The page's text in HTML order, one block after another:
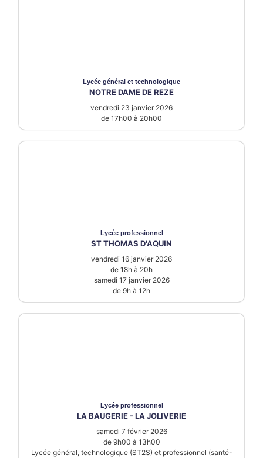
Lycée général et technologique
NOTRE DAME DE REZE
vendredi 23 janvier 2026
de 17h00 à 20h00
Lycée professionnel
ST THOMAS D'AQUIN
vendredi 16 janvier 2026
de 18h à 20h
samedi 17 janvier 2026
de 9h à 12h
Lycée professionnel
LA BAUGERIE - LA JOLIVERIE
samedi 7 février 2026
de 9h00 à 13h00
Lycée général, technologique (ST2S) et professionnel (santé-